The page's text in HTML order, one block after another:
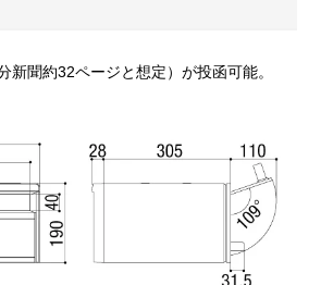
新聞約32ページと想定）が投函可能。